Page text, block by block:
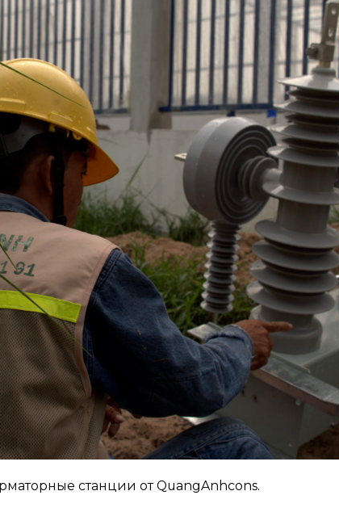
станции от QuangAnhcons.